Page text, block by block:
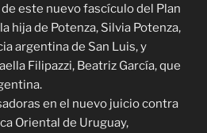
este nuevo fascículo del Plan
hija de Potenza, Silvia Potenza,
argentina de San Luis, y
Filipazzi, Beatriz García, que
en el nuevo juicio contra
Oriental de Uruguay,